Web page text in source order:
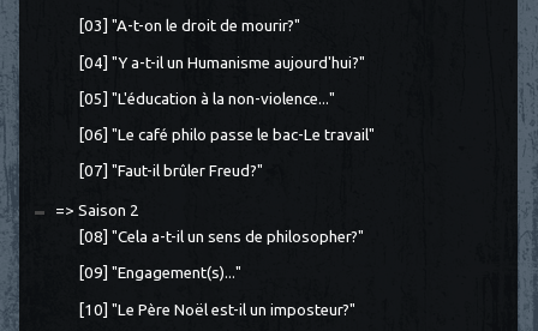
[03] "A-t-on le droit de mourir?"
[04] "Y a-t-il un Humanisme aujourd'hui?"
[05] "L'éducation à la non-violence..."
[06] "Le café philo passe le bac-Le travail"
[07] "Faut-il brûler Freud?"
=> Saison 2
[08] "Cela a-t-il un sens de philosopher?"
[09] "Engagement(s)..."
[10] "Le Père Noël est-il un imposteur?"